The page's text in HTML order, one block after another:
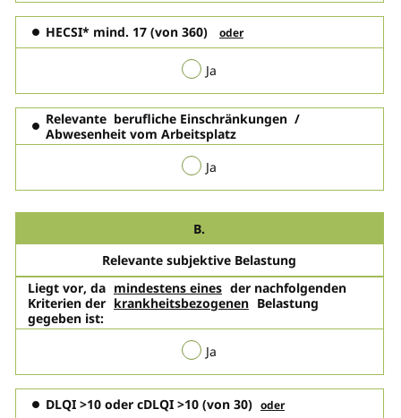
HECSI* mind. 17 (von 360) oder
Ja
Relevante berufliche Einschränkungen /
Abwesenheit vom Arbeitsplatz
Ja
B.
Relevante subjektive Belastung
Liegt vor, da mindestens eines der nachfolgenden
Kriterien der krankheitsbezogenen Belastung
gegeben ist:
Ja
DLQI >10 oder cDLQI >10 (von 30) oder